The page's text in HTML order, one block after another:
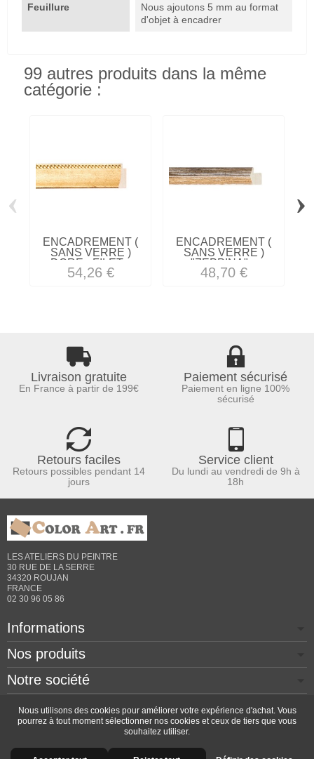
Feuillure
Nous ajoutons 5 mm au format
d'objet à encadrer
99 autres produits dans la même
catégorie :
ENCADREMENT (
SANS VERRE )
DORE - FILET...
54,26 €
ENCADREMENT (
SANS VERRE )
"ZEPPINA"...
48,70 €
‹ ›
Livraison gratuite
En France à partir de 199€
Paiement sécurisé
Paiement en ligne 100%
sécurisé
Retours faciles
Retours possibles pendant 14
jours
Service client
Du lundi au vendredi de 9h à
18h
LES ATELIERS DU PEINTRE
30 RUE DE LA SERRE
34320 ROUJAN
FRANCE
02 30 96 05 86
Informations
Nos produits
Notre société
Contactez-nous
Copyright © 2026 - Design by Prestacrea - Ecommerce
Nous utilisons des cookies pour améliorer votre expérience d'achat. Vous
pourrez à tout moment sélectionner nos cookies et ceux de tiers que vous
souhaitez utiliser.